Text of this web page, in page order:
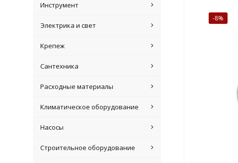
Инструмент
Электрика и свет
Крепеж
Сантехника
Расходные материалы
Климатическое оборудование
Насосы
Строительное оборудование
-8%